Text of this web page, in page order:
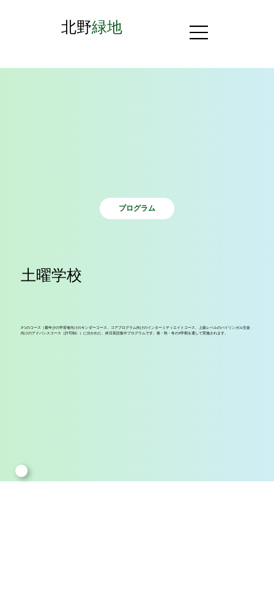
北野緑地
プログラム
土曜学校
3つのコース（最年少の学習者向けのキンダーコース、コアプログラム向けのインターミディエイトコース、上級レベルのバイリンガル生徒
向けのアドバンスコース（許可制））に分かれた、終日英語集中プログラムです。春・秋・冬の3学期を通して実施されます。